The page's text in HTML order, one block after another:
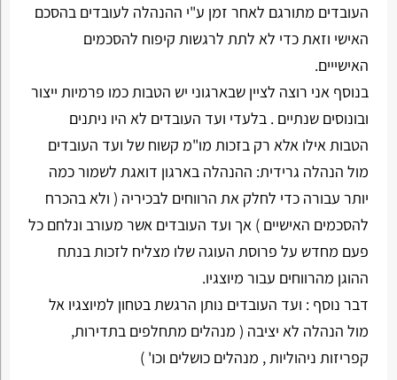
העובדים מתורגם לאחר זמן ע"י ההנהלה לעובדים בהסכם
האישי וזאת כדי לא לתת לרגשות קיפוח להסכמים
האישייים.
בנוסף אני רוצה לציין שבארגוני יש הטבות כמו פרמיות ייצור
ובונוסים שנתיים . בלעדי ועד העובדים לא היו ניתנים
הטבות אילו אלא רק בזכות מו"מ קשוח של ועד העובדים
מול הנהלה גרידית: ההנהלה בארגון דואגת לשמור כמה
יותר עבורה כדי לחלק את הרווחים לבכיריה ( ולא בהכרח
להסכמים האישיים ) אך ועד העובדים אשר מעורב ונלחם כל
פעם מחדש על פרוסת העוגה שלו מצליח לזכות בנתח
ההוגן מהרווחים עבור מיוצגיו.
דבר נוסף : ועד העובדים נותן הרגשת בטחון למיוצגיו אל
מול הנהלה לא יציבה ( מנהלים מתחלפים בתדירות,
קפריזות ניהוליות , מנהלים כושלים וכו' )